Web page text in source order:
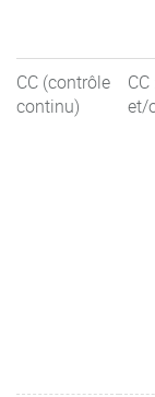
CC (contrôle
continu)
et/